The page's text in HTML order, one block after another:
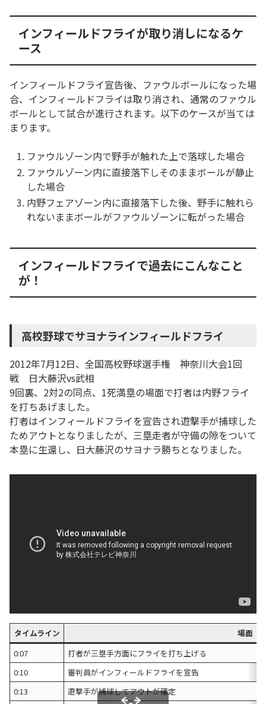
インフィールドフライが取り消しになるケ
ース
インフィールドフライ宣告後、ファウルボールになった場
合、インフィールドフライは取り消され、通常のファウル
ボールとして試合が進行されます。以下のケースが当ては
まります。
ファウルゾーン内で野手が触れた上で落球した場合
ファウルゾーン内に直接落下しそのままボールが静止
した場合
内野フェアゾーン内に直接落下した後、野手に触れら
れないままボールがファウルゾーンに転がった場合
インフィールドフライで過去にこんなこと
が！
高校野球でサヨナラインフィールドフライ
2012年7月12日、全国高校野球選手権 神奈川大会1回
戦 日大藤沢vs武相
9回裏、2対2の同点、1死満塁の場面で打者は内野フライ
を打ちあげました。
打者はインフィールドフライを宣告され遊撃手が捕球した
ためアウトとなりましたが、三塁走者が守備の隙をついて
本塁に生還し、日大藤沢のサヨナラ勝ちとなりました。
タイムライン
場面
0:07
打者が三塁手方面にフライを打ち上げる
0:10
審判員がインフィールドフライを宣告
0:13
遊撃手が捕球してアウトが確定